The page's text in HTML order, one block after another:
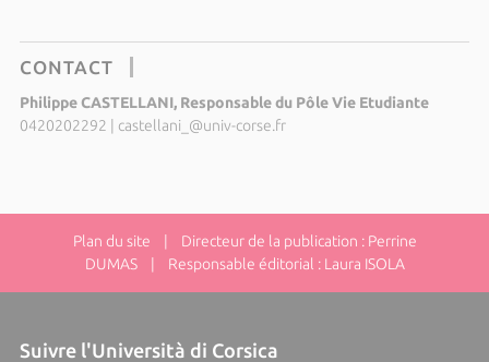
CONTACT
Philippe CASTELLANI, Responsable du Pôle Vie Etudiante
0420202292 | castellani_@univ-corse.fr
Plan du site | Directeur de la publication : Perrine
DUMAS | Responsable éditorial : Laura ISOLA
Suivre l'Università di Corsica